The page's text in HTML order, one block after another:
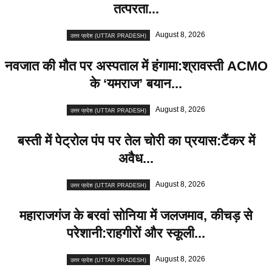
तत्परता...
उत्तर प्रदेश (UTTAR PRADESH) August 8, 2026
नवजात की मौत पर अस्पताल में हंगामा:श्रावस्ती ACMO
के ‘यमराज’ बयान...
उत्तर प्रदेश (UTTAR PRADESH) August 8, 2026
बस्ती में पेट्रोल पंप पर तेल चोरी का प्रयास:टैंकर में
अवैध...
उत्तर प्रदेश (UTTAR PRADESH) August 8, 2026
महाराजगंज के बरवां सोनिया में जलजमाव, कीचड़ से
परेशानी:राहगीरों और स्कूली...
उत्तर प्रदेश (UTTAR PRADESH) August 8, 2026